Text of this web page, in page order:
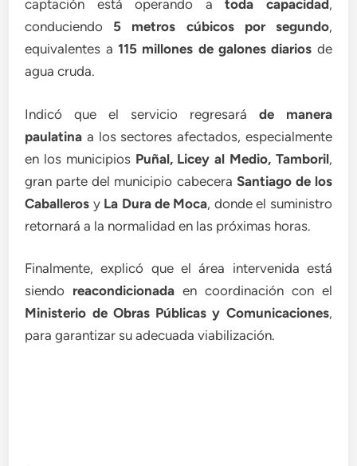
captación está operando atoda capacidad,
conduciendo 5 metros cúbicos por segundo,
equivalentes a 115 millones de galones diarios de
agua cruda.
Indicó que el servicio regresará de manera
paulatina a los sectores afectados, especialmente
en los municipios Puñal, Licey al Medio, Tamboril,
gran parte del municipio cabecera Santiago de los
Caballeros y La Dura de Moca, donde el suministro
retornará a la normalidad en las próximas horas.
Finalmente, explicó que el área intervenida está
siendo reacondicionada en coordinación con el
Ministerio de Obras Públicas y Comunicaciones,
para garantizar su adecuada viabilización.